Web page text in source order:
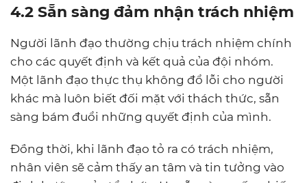
4.2 Sẵn sàng đảm nhận trách nhiệm
Người lãnh đạo thường chịu trách nhiệm chính
cho các quyết định và kết quả của đội nhóm.
Một lãnh đạo thực thụ không đổ lỗi cho người
khác mà luôn biết đối mặt với thách thức, sẵn
sàng bám đuổi những quyết định của mình.
Đồng thời, khi lãnh đạo tỏ ra có trách nhiệm,
nhân viên sẽ cảm thấy an tâm và tin tưởng vào